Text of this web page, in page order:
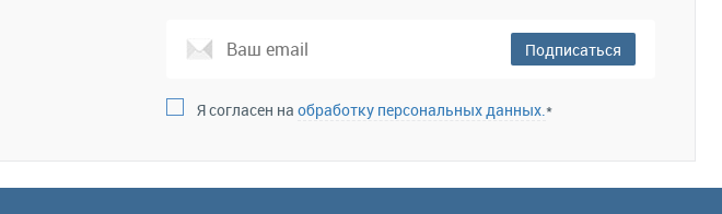
Подписаться
Я согласен на обработку персональных данных.*